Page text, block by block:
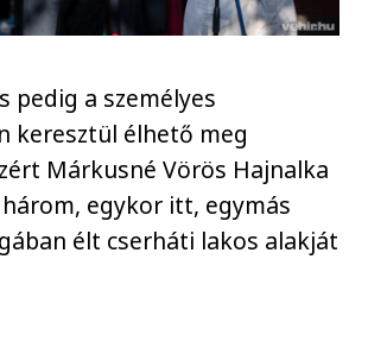
pedig a személyes
keresztül élhető meg
Márkusné Vörös Hajnalka
egykor itt, egymás
élt cserháti lakos alakját